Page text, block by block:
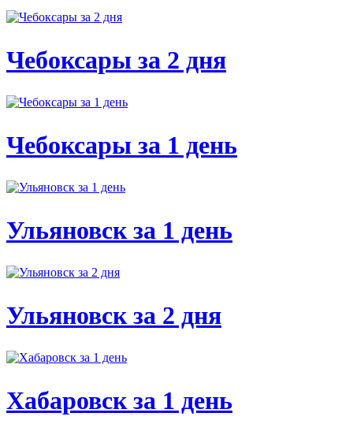
Чебоксары за 2 дня
Чебоксары за 1 день
Ульяновск за 1 день
Ульяновск за 2 дня
Хабаровск за 1 день